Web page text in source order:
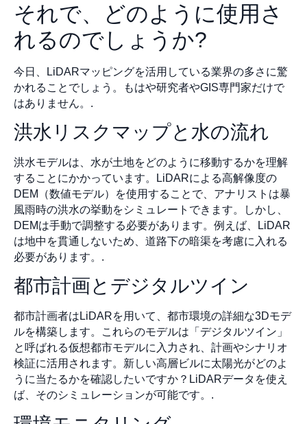
それで、どのように使用さ
れるのでしょうか?
今日、LiDARマッピングを活用している業界の多さに驚
かれることでしょう。もはや研究者やGIS専門家だけで
はありません。.
洪水リスクマップと水の流れ
洪水モデルは、水が土地をどのように移動するかを理解
することにかかっています。LiDARによる高解像度の
DEM（数値モデル）を使用することで、アナリストは暴
風雨時の洪水の挙動をシミュレートできます。しかし、
DEMは手動で調整する必要があります。例えば、LiDAR
は地中を貫通しないため、道路下の暗渠を考慮に入れる
必要があります。.
都市計画とデジタルツイン
都市計画者はLiDARを用いて、都市環境の詳細な3Dモデ
ルを構築します。これらのモデルは「デジタルツイン」
と呼ばれる仮想都市モデルに入力され、計画やシナリオ
検証に活用されます。新しい高層ビルに太陽光がどのよ
うに当たるかを確認したいですか？LiDARデータを使え
ば、そのシミュレーションが可能です。.